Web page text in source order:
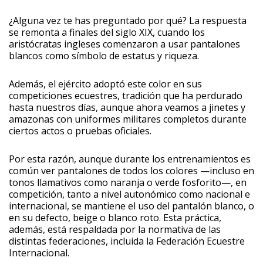
¿Alguna vez te has preguntado por qué? La respuesta
se remonta a finales del siglo XIX, cuando los
aristócratas ingleses comenzaron a usar pantalones
blancos como símbolo de estatus y riqueza.
Además, el ejército adoptó este color en sus
competiciones ecuestres, tradición que ha perdurado
hasta nuestros días, aunque ahora veamos a jinetes y
amazonas con uniformes militares completos durante
ciertos actos o pruebas oficiales.
Por esta razón, aunque durante los entrenamientos es
común ver pantalones de todos los colores —incluso en
tonos llamativos como naranja o verde fosforito—, en
competición, tanto a nivel autonómico como nacional e
internacional, se mantiene el uso del pantalón blanco, o
en su defecto, beige o blanco roto. Esta práctica,
además, está respaldada por la normativa de las
distintas federaciones, incluida la Federación Ecuestre
Internacional.